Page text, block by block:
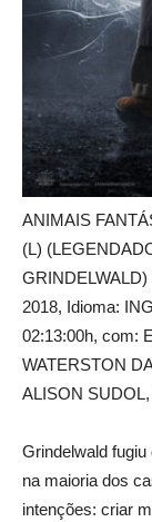
ANIMAIS
(L)
2018, Idioma:
02:13:00h, com:
WATERSTON
ALISON
Grindelwald
na maioria dos
intenções: criar